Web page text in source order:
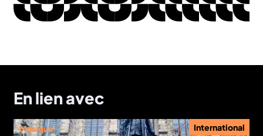
En lien avec
Musique International